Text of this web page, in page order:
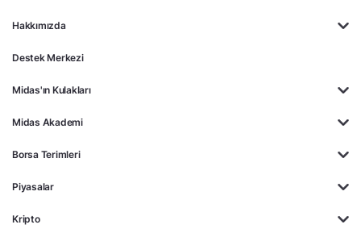
Hakkımızda
Destek Merkezi
Midas'ın Kulakları
Midas Akademi
Borsa Terimleri
Piyasalar
Kripto